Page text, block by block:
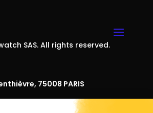
SAS. All rights reserved.
75008 PARIS